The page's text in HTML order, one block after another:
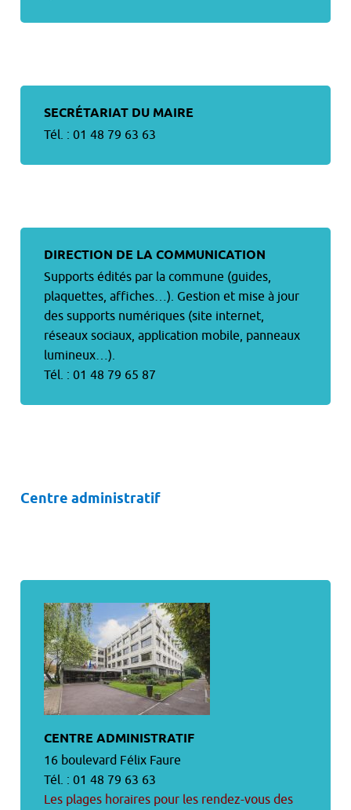
SECRÉTARIAT DU MAIRE
Tél. : 01 48 79 63 63
DIRECTION DE LA COMMUNICATION
Supports édités par la commune (guides,
plaquettes, affiches…). Gestion et mise à jour
des supports numériques (site internet,
réseaux sociaux, application mobile, panneaux
lumineux…).
Tél. : 01 48 79 65 87
Centre administratif
CENTRE ADMINISTRATIF
16 boulevard Félix Faure
Tél. : 01 48 79 63 63
Les plages horaires pour les rendez-vous des